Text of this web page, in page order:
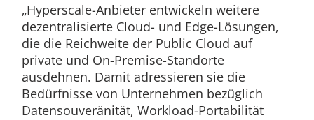
„Hyperscale-Anbieter entwickeln weitere
dezentralisierte Cloud- und Edge-Lösungen,
die die Reichweite der Public Cloud auf
private und On-Premise-Standorte
ausdehnen. Damit adressieren sie die
Bedürfnisse von Unternehmen bezüglich
Datensouveränität, Workload-Portabilität